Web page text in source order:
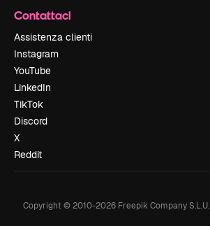
Contattaci
Assistenza clienti
Instagram
YouTube
LinkedIn
TikTok
Discord
X
Reddit
Copyright © 2010-2026Freepik Company S.L.U.